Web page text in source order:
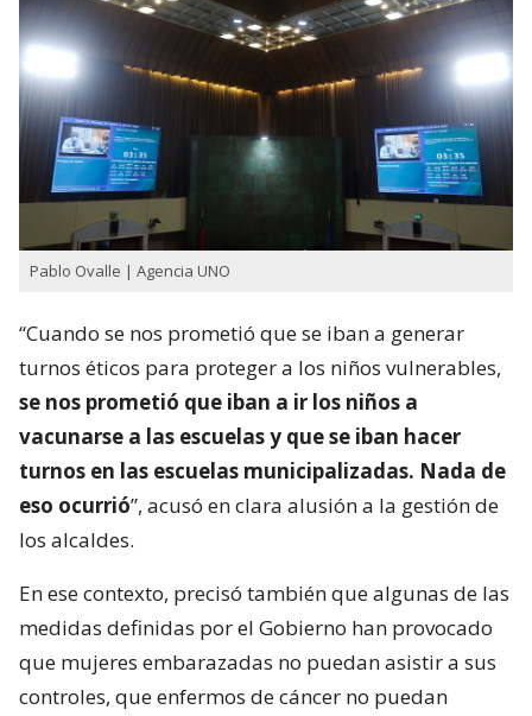
Pablo Ovalle | Agencia UNO
“Cuando se nos prometió que se iban a generar
turnos éticos para proteger a los niños vulnerables,
se nos prometió que iban a ir los niños a
vacunarse a las escuelas y que se iban hacer
turnos en las escuelas municipalizadas. Nada de
eso ocurrió”, acusó en clara alusión a la gestión de
los alcaldes.
En ese contexto, precisó también que algunas de las
medidas definidas por el Gobierno han provocado
que mujeres embarazadas no puedan asistir a sus
controles, que enfermos de cáncer no puedan